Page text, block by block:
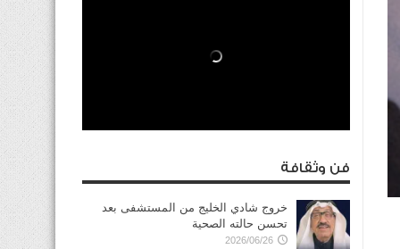
فن وثقافة
خروج شادي الخليج من المستشفى بعد
تحسن حالته الصحية
2026/06/26